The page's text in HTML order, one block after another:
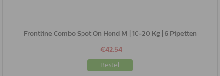
Frontline Combo Spot On Hond M | 10-20 Kg | 6 Pipetten
€42.54
Bestel